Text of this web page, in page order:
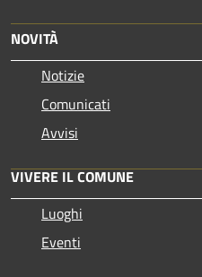
NOVITÀ
Notizie
Comunicati
Avvisi
VIVERE IL COMUNE
Luoghi
Eventi